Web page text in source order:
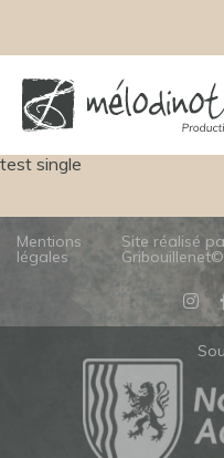
test single
Mentions
légales
Site réalisé
Gribouillenet©